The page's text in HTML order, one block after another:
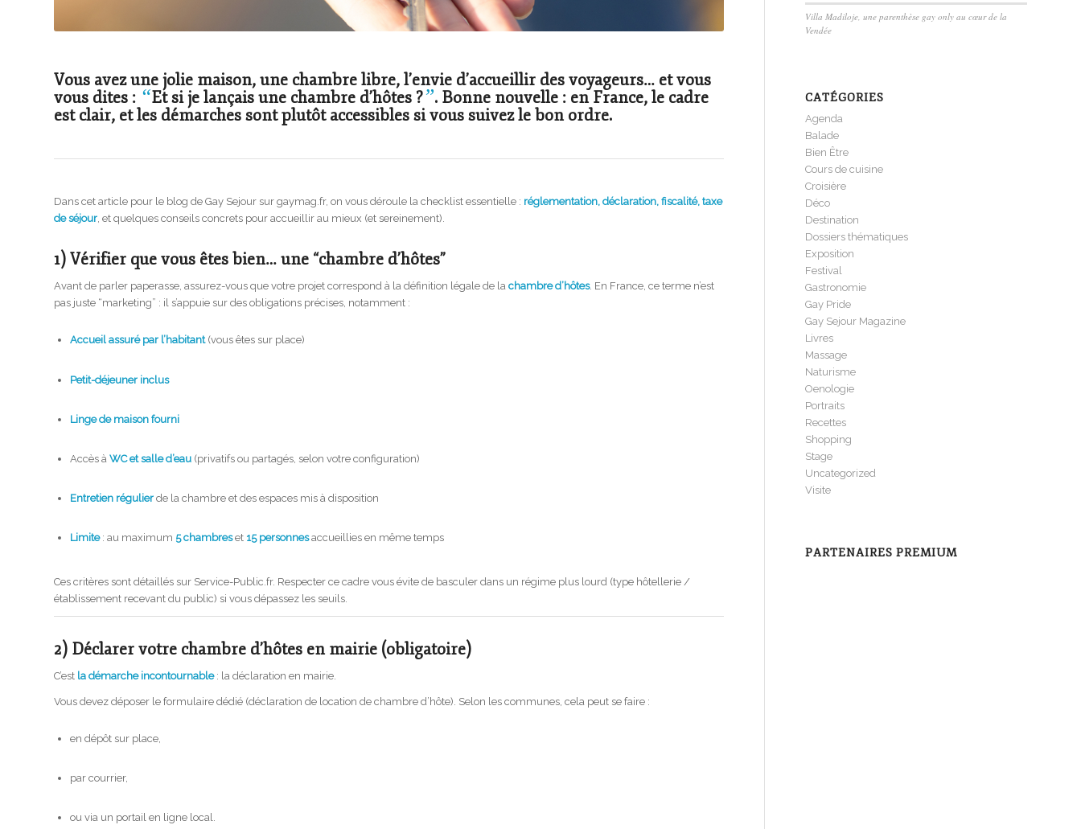
Vous avez une jolie maison, une chambre libre, l’envie d’accueillir des voyageurs… et vous
vous dites : “Et si je lançais une chambre d’hôtes ?”. Bonne nouvelle : en France, le cadre
est clair, et les démarches sont plutôt accessibles si vous suivez le bon ordre.
Dans cet article pour le blog de Gay Sejour sur gaymag.fr, on vous déroule la checklist essentielle : réglementation, déclaration, fiscalité, taxe
de séjour, et quelques conseils concrets pour accueillir au mieux (et sereinement).
1) Vérifier que vous êtes bien… une “chambre d’hôtes”
Avant de parler paperasse, assurez-vous que votre projet correspond à la définition légale de la chambre d’hôtes. En France, ce terme n’est
pas juste “marketing” : il s’appuie sur des obligations précises, notamment :
Accueil assuré par l’habitant(vous êtes sur place)
Petit-déjeuner inclus
Linge de maison fourni
Accès à WC et salle d’eau (privatifs ou partagés, selon votre configuration)
Entretien régulier de la chambre et des espaces mis à disposition
Limite: au maximum 5 chambreset 15 personnesaccueillies en même temps
Ces critères sont détaillés sur Service-Public.fr. Respecter ce cadre vous évite de basculer dans un régime plus lourd (type hôtellerie /
établissement recevant du public) si vous dépassez les seuils.
2) Déclarer votre chambre d’hôtes en mairie (obligatoire)
C’est la démarche incontournable: la déclaration en mairie.
Vous devez déposer le formulaire dédié (déclaration de location de chambre d’hôte). Selon les communes, cela peut se faire :
en dépôt sur place,
par courrier,
ou via un portail en ligne local.
Villa Madiloje, une parenthèse gay only au cœur de la
Vendée
CATÉGORIES
Agenda
Balade
Bien Être
Cours de cuisine
Croisière
Déco
Destination
Dossiers thématiques
Exposition
Festival
Gastronomie
Gay Pride
Gay Sejour Magazine
Livres
Massage
Naturisme
Oenologie
Portraits
Recettes
Shopping
Stage
Uncategorized
Visite
PARTENAIRES PREMIUM